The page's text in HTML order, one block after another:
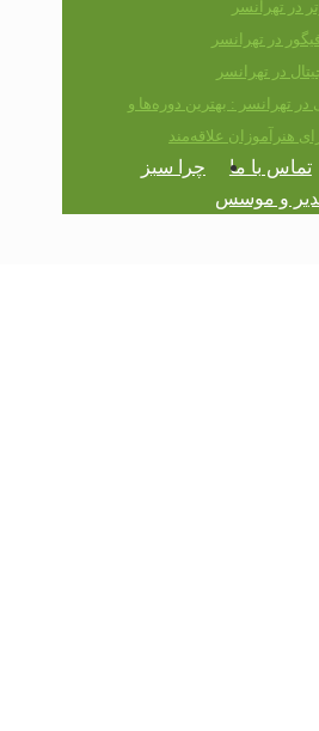
در تهرانسر
در تهرانسر
در تهرانسر
تهرانسر : بهترین دوره‌ها و
هنرآموزان علاقه‌مند
تماس با ما
چرا سبز
و موسس